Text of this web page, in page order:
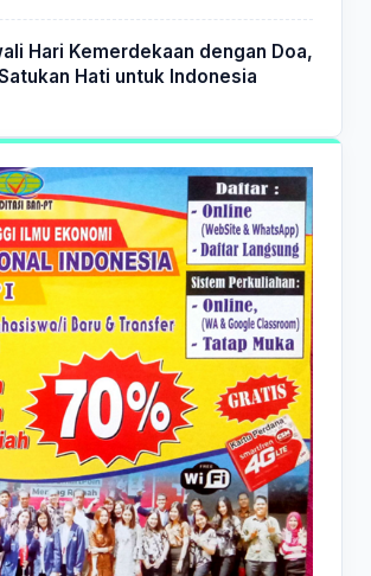
Hari Kemerdekaan dengan Doa,
Hati untuk Indonesia